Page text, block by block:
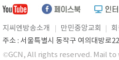
지씨엔방송소개 만민중앙교회
주소 : 서울특별시 동작구 여의대방
©GCN, All rights reserved. Mail